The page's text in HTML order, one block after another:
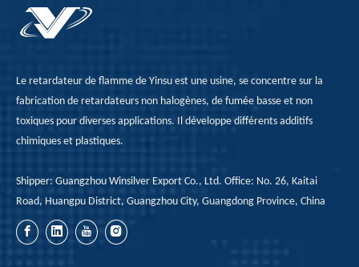
Le retardateur de flamme de Yinsu est une usine, se concentre sur la
fabrication de retardateurs non halogènes, de fumée basse et non
toxiques pour diverses applications. Il développe différents additifs
chimiques et plastiques.
Shipper: Guangzhou Winsilver Export Co., Ltd. Office: No. 26, Kaitai
Road, Huangpu District, Guangzhou City, Guangdong Province, China